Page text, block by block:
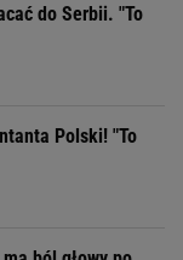
do Serbii. "To
Polski! "To